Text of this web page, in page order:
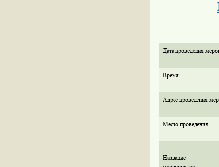
Дата проведения
Время
Адрес проведения
Место проведения
Название